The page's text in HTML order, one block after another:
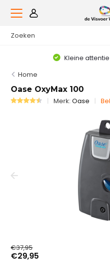
Kleine
Home
Oase OxyMax 100
Merk:Oase
€37,95
€29,95